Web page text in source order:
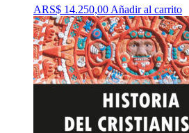
ARS$ 14.250,00 Añadir al carrito